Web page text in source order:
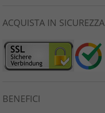
ACQUISTA IN SICUREZZA
BENEFICI